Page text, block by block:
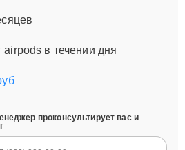
в течении дня
проконсультирует вас и